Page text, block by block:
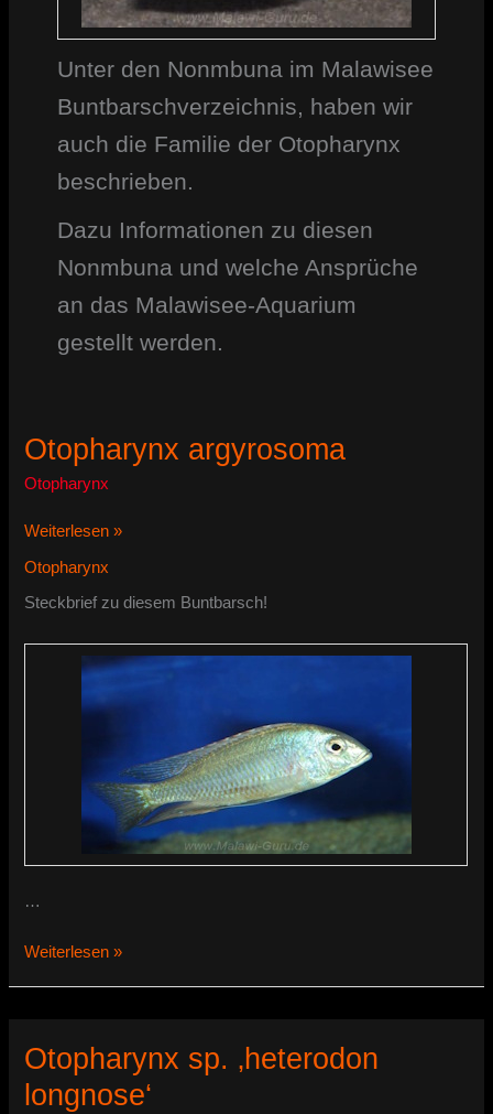
Unter den Nonmbuna im Malawisee
Buntbarschverzeichnis, haben wir
auch die Familie der Otopharynx
beschrieben.
Dazu Informationen zu diesen
Nonmbuna und welche Ansprüche
an das Malawisee-Aquarium
gestellt werden.
Otopharynx argyrosoma
Otopharynx
Otopharynx
Weiterlesen »
Otopharynx
Steckbrief zu diesem Buntbarsch!
…
Otopharynx
Weiterlesen »
Otopharynx sp. ‚heterodon
longnose‘